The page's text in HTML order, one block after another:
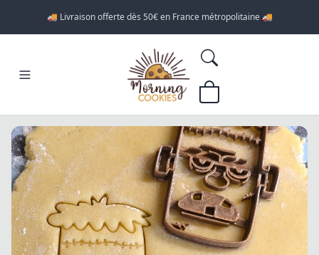
🚚 Livraison offerte dès 50€ en France métropolitaine 🚚